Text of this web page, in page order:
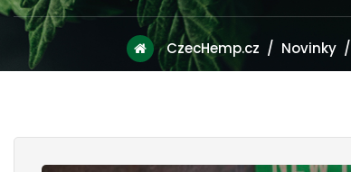
CzecHemp.cz / Novinky/